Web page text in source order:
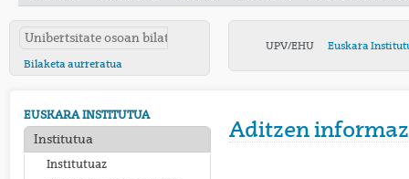
Bilaketa aurreratua
UPV/EHU Euskara
EUSKARA INSTITUTUA
Institutua
Institutuaz
Aditzen